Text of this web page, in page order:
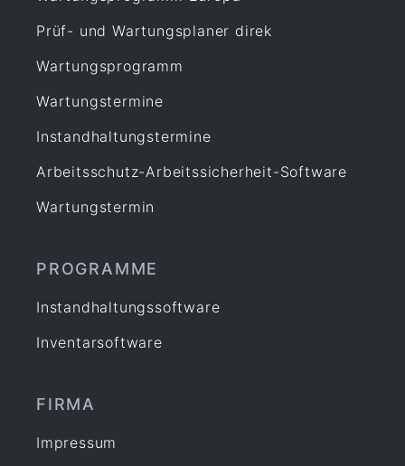
Prüf- und Wartungsplaner direk
Wartungsprogramm
Wartungstermine
Instandhaltungstermine
Arbeitsschutz-Arbeitssicherheit-Software
Wartungstermin
PROGRAMME
Instandhaltungssoftware
Inventarsoftware
FIRMA
Impressum